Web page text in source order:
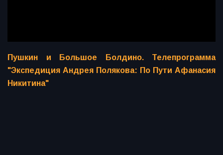
Пушкин и Большое Болдино. Телепрограмма
"Экспедиция Андрея Полякова: По Пути Афанасия
Никитина"